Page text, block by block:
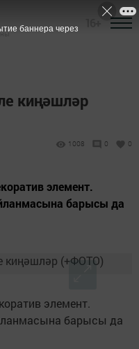
киңәшләр
1008 0 0
элемент.
барысы да
элемент.
барысы да
баннера через